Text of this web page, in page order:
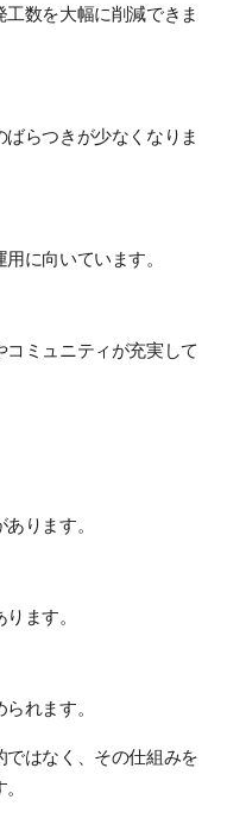
数を大幅に削減できま
らつきが少なくなりま
に向いています。
ミュニティが充実して
ります。
ます。
れます。
はなく、その仕組みを